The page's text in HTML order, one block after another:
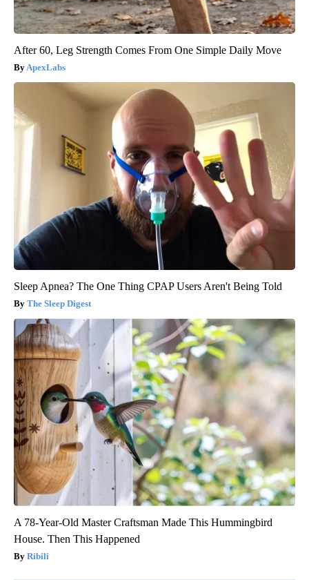
After 60, Leg Strength Comes From One Simple Daily Move
ApexLabs
Sleep Apnea? The One Thing CPAP Users Aren't Being Told
The Sleep Digest
A 78-Year-Old Master Craftsman Made This Hummingbird
House. Then This Happened
Ribili